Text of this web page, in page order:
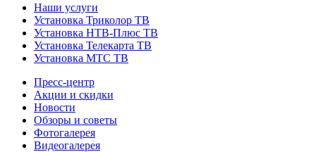
Наши услуги
Установка Триколор ТВ
Установка НТВ-Плюс ТВ
Установка Телекарта ТВ
Установка МТС ТВ
Пресс-центр
Акции и скидки
Новости
Обзоры и советы
Фотогалерея
Видеогалерея